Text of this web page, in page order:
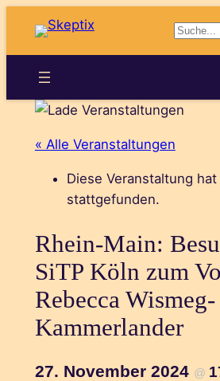
Suchen
« Alle Veranstaltungen
Diese Veranstaltung
stattgefunden.
Rhein-Main:
SiTP Köln zum
Rebecca Wismeg-
Kammerlander
27. November 2024 @